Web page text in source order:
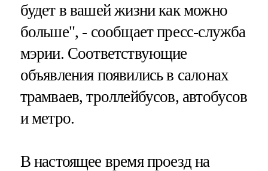
будет в вашей жизни как можно
больше", - сообщает пресс-служба
мэрии. Соответствующие
объявления появились в салонах
трамваев, троллейбусов, автобусов
и метро.
В настоящее время проезд на